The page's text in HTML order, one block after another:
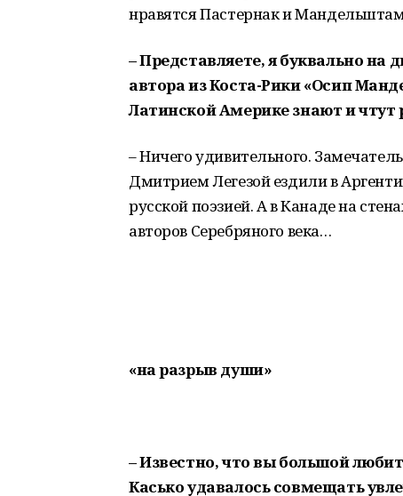
нравятся Пастернак и
– Представляете, я буквально на
автора из Коста-Рики «Осип
Латинской Америке знают и чтут
– Ничего удивительного.
Дмитрием Легезой ездили в
русской поэзией. А в Канаде на
авторов Серебряного века…
«на разрыв души»
– Известно, что вы большой
Касько удавалось совмещать